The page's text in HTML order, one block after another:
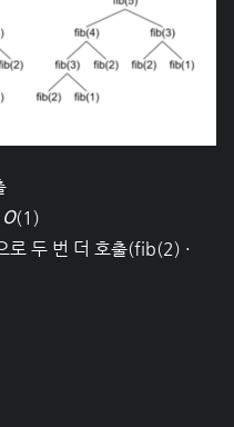
O(1)
로 두 번 더 호출(fib(2) ·